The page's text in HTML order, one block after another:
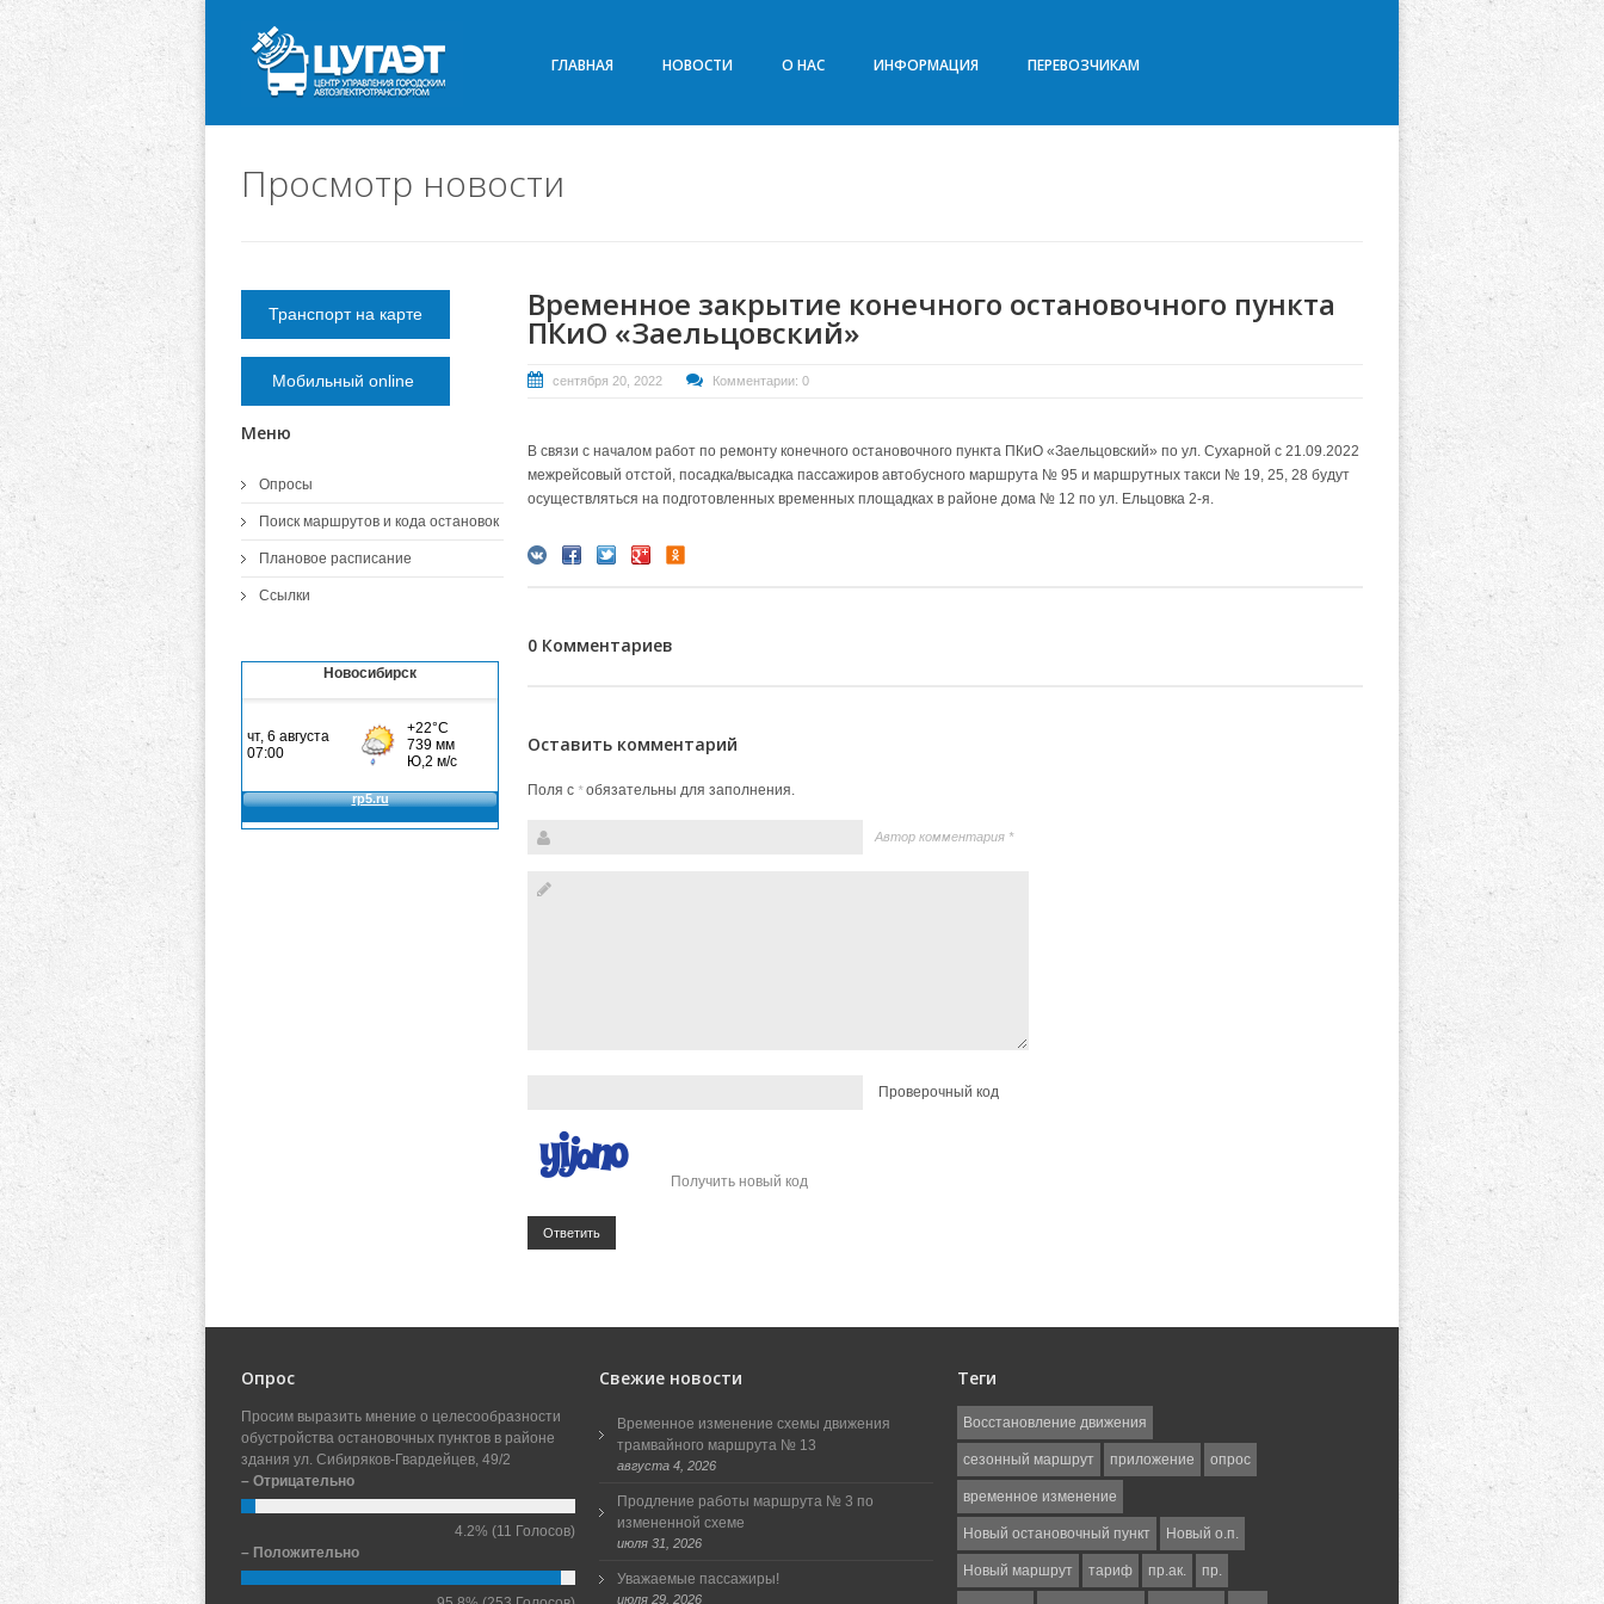
ГЛАВНАЯ НОВОСТИ О НАС ИНФОРМАЦИЯ ПЕРЕВОЗЧИКАМ
Просмотр новости
Временное закрытие конечного остановочного пункта
ПКиО «Заельцовский»
сентября 20, 2022 Комментарии: 0
В связи с началом работ по ремонту конечного остановочного пункта ПКиО «Заельцовский» по ул. Сухарной с 21.09.2022
межрейсовый отстой, посадка/высадка пассажиров автобусного маршрута № 95 и маршрутных такси № 19, 25, 28 будут
осуществляться на подготовленных временных площадках в районе дома № 12 по ул. Ельцовка 2-я.
0 Комментариев
Оставить комментарий
Поля с *обязательны для заполнения.
Автор комментария *
Проверочный код
Получить новый код
Ответить
Транспорт на карте
Мобильный online
Меню
Опросы
Поиск маршрутов и кода остановок
Плановое расписание
Ссылки
Новосибирск
Опрос
Просим выразить мнение о целесообразности
обустройства остановочных пунктов в районе
здания ул. Сибиряков-Гвардейцев, 49/2
– Отрицательно
4.2% (11 Голосов)
– Положительно
Свежие новости
Временное изменение схемы движения
трамвайного маршрута № 13
августа 4, 2026
Продление работы маршрута № 3 по
измененной схеме
июля 31, 2026
Уважаемые пассажиры!
июля 29, 2026
Теги
Восстановление движения
сезонный маршрут приложение опрос
временное изменение
Новый остановочный пункт Новый о.п.
Новый маршрут тариф пр.ак. пр.